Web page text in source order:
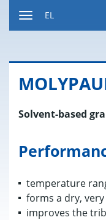
EL
Solvent-based
temperature
forms a dry,
improves the